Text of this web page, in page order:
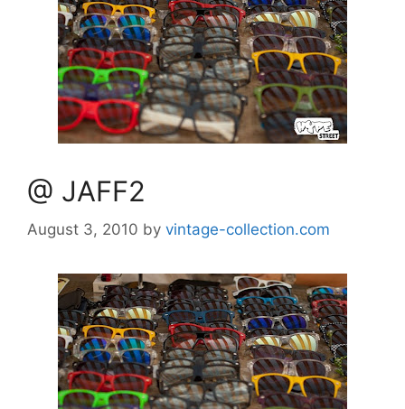
@ JAFF2
August 3, 2010 by vintage-collection.com